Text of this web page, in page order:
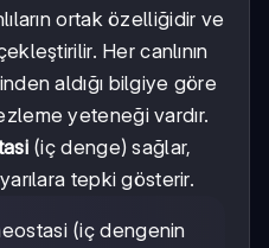
ortak özelliğidir ve
Her canlının
aldığı bilgiye göre
yeteneği vardır.
(iç denge) sağlar,
tepki gösterir.
(iç dengenin